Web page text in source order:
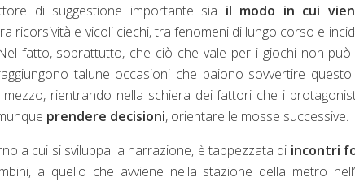
di suggestione importante sia il modo in cui
ricorsività e vicoli ciechi, tra fenomeni di lungo corso e
fatto, soprattutto, che ciò che vale per i giochi non
talune occasioni che paiono sovvertire questo
rientrando nella schiera dei fattori che i
prendere decisioni, orientare le mosse successive.
a cui si sviluppa la narrazione, è tappezzata di incontri
a quello che avviene nella stazione della metro